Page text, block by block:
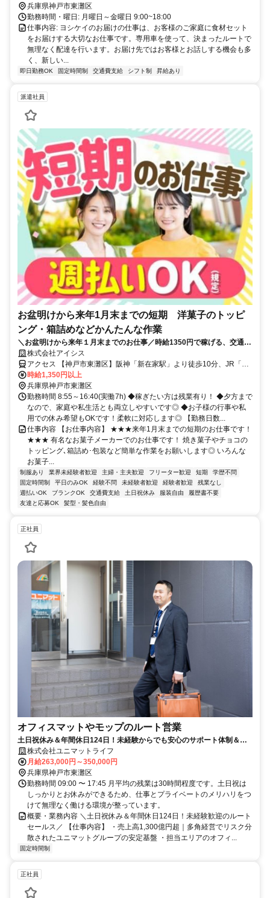
兵庫県神戸市東灘区
勤務時間・曜日: 月曜日～金曜日 9:00~18:00
仕事内容: ヨシケイのお届けの仕事は、お客様のご家庭に食材セット
をお届けする大切なお仕事です。専用車を使って、決まったルートで
無理なく配達を行います。お届け先ではお客様とお話しする機会も多
く、新しい...
即日勤務OK 固定時間制 交通費支給 シフト制 昇給あり
派遣社員
お盆明けから来年1月末までの短期 洋菓子のトッピ
ング・箱詰めなどかんたんな作業
＼お盆明けから来年１月末までのお仕事／時給1350円で稼げる、交通費
別途支給◎家事や趣味とも両立可♪週払いOK！
株式会社アイシス
アクセス 【神戸市東灘区】阪神「新在家駅」より徒歩10分、JR「六
甲道駅」より徒歩15分◆自転車通勤OK
時給1,350円以上
兵庫県神戸市東灘区
勤務時間 8:55～16:40(実働7h) ◆稼ぎたい方は残業有り！ ◆夕方まで
なので、家庭や私生活とも両立しやすいです◎ ◆お子様の行事や私
用での休み希望もOKです！柔軟に対応します◎ 【勤務日数...
仕事内容 【お仕事内容】 ★★★来年1月末までの短期のお仕事です！
★★★ 有名なお菓子メーカーでのお仕事です！ 焼き菓子やチョコの
トッピング､箱詰め･包装など簡単な作業をお願いします◎ いろんな
お菓子...
制服あり 業界未経験者歓迎 主婦・主夫歓迎 フリーター歓迎 短期
学歴不問
固定時間制
平日のみOK 経験不問 未経験者歓迎 経験者歓迎
残業なし
週払いOK
ブランクOK 交通費支給 土日祝休み 服装自由
履歴書不要
友達と応募OK
髪型・髪色自由
正社員
オフィスマットやモップのルート営業
土日祝休み＆年間休日124日！未経験からでも安心のサポート体制＆研
修制度あり！大手企業の安定基盤のもとで働くルート営業！
株式会社ユニマットライフ
月給263,000円～350,000円
兵庫県神戸市東灘区
勤務時間 09:00 〜 17:45 月平均の残業は30時間程度です。土日祝は
しっかりとお休みができるため、仕事とプライベートのメリハリをつ
けて無理なく働ける環境が整っています。
概要・業務内容 ＼土日祝休み＆年間休日124日！未経験歓迎のルート
セールス／ 【仕事内容】 ・売上高1,300億円超｜多角経営でリスク分
散されたユニマットグループの安定基盤 ・担当エリアのオフィ...
固定時間制
正社員